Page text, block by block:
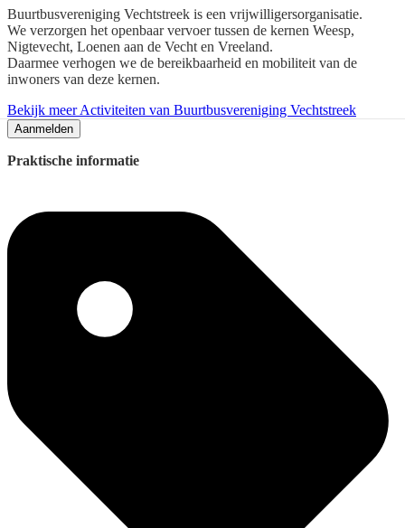
Buurtbusvereniging Vechtstreek is een vrijwilligersorganisatie.
We verzorgen het openbaar vervoer tussen de kernen Weesp,
Nigtevecht, Loenen aan de Vecht en Vreeland.
Daarmee verhogen we de bereikbaarheid en mobiliteit van de
inwoners van deze kernen.
Bekijk meer Activiteiten van Buurtbusvereniging Vechtstreek
Aanmelden
Praktische informatie